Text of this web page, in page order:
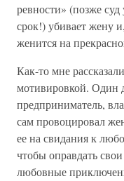
ревности» (позже суд
срок!) убивает жену
женится на
Как-то мне
мотивировкой. Один
предприниматель,
сам провоцировал
ее на свидания к
чтобы оправдать
любовные